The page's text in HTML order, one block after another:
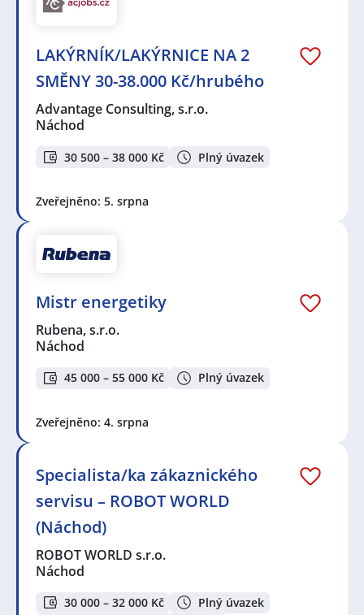
LAKÝRNÍK/LAKÝRNICE NA 2
SMĚNY 30-38.000 Kč/hrubého
Advantage Consulting, s.r.o.
Náchod
30 500 – 38 000 Kč Plný úvazek
Zveřejněno: 5. srpna
Mistr energetiky
Rubena, s.r.o.
Náchod
45 000 – 55 000 Kč Plný úvazek
Zveřejněno: 4. srpna
Specialista/ka zákaznického
servisu – ROBOT WORLD
(Náchod)
ROBOT WORLD s.r.o.
Náchod
30 000 – 32 000 Kč
Plný úvazek